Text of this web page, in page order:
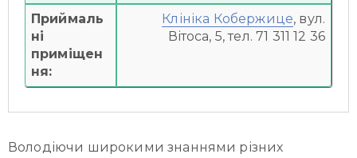
Приймаль
ні
приміщен
ня:
Клініка Кобержице, вул.
Вітоса, 5, тел. 71 311 12 36
Володіючи широкими знаннями різних